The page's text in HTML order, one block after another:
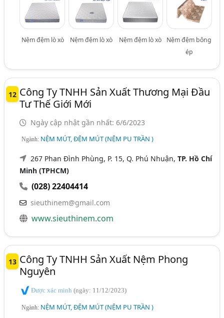
Nệm đệm lò xò Nệm đệm lò xò Nệm đệm lò xò
Nệm đệm bông
ép
12 Công Ty TNHH Sản Xuất Thương Mại Đầu
Tư Thế Giới Mới
Ngày cập nhật gần nhất: 6/6/2023
Ngành: NỆM MÚT, ĐỆM MÚT (NỆM PU TRẦN )
267 Phan Đình Phùng, P. 15, Q. Phú Nhuận,TP. Hồ Chí
Minh (TPHCM)
(028) 22404414
sieuthinem@gmail.com
www.sieuthinem.com
13 Công Ty TNHH Sản Xuất Nệm Phong
Nguyên
Được xác minh(ngày: 11/12/2023)
Ngành: NỆM MÚT, ĐỆM MÚT (NỆM PU TRẦN )